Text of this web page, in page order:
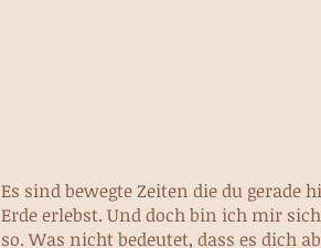
Es sind bewegte Zeiten die du gerade
Erde erlebst. Und doch bin ich mir
so. Was nicht bedeutet, dass es dich